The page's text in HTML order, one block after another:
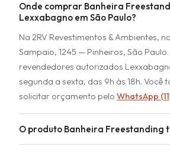
Onde comprar Banheira
Lexxabagno em São Paulo?
Na 2RV Revestimentos & Ambientes,
Sampaio, 1245 — Pinheiros, São
revendedores autorizados
segunda a sexta, das 9h às 18h. Você
solicitar orçamento pelo WhatsApp
O produto Banheira Freestanding